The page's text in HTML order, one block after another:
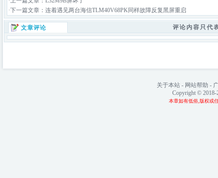
·下一篇文章： 连着遇见两台海信TLM40V68PK同样故障反复黑屏重启
文章评论 评论内容只代
关于本站- 网站帮助 -
Copyright ©
本章如有低俗,版权或